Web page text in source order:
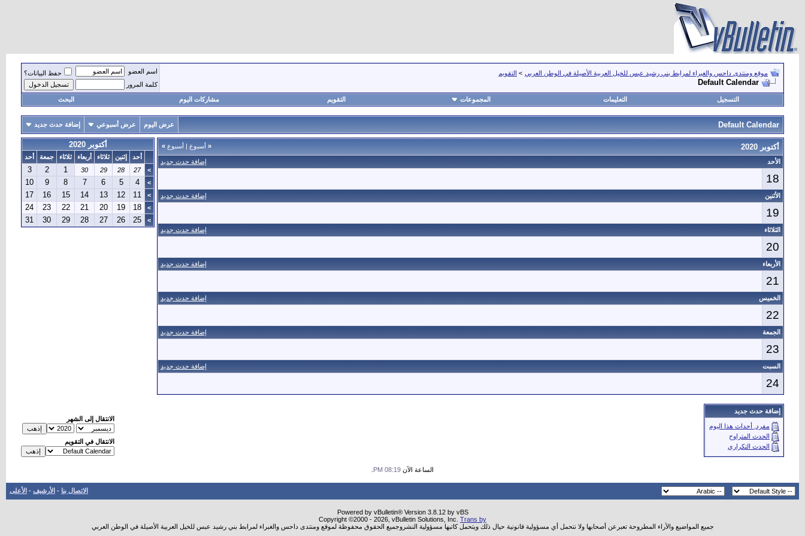
موقع ومنتدى داحس والغبراء لمرابط بني رشيد عبس للخيل العربية الأصيلة في الوطن العربي > التقويم
Default Calendar
اسم العضو
حفظ البيانات؟
كلمة المرور
التسجيل التعليمات المجموعات التقويم مشاركات اليوم البحث
Default Calendar عرض اليوم عرض أسبوعي إضافة حدث جديد
« أسبوع | أسبوع » أكتوبر 2020
إضافة حدث جديد الأحد
18
إضافة حدث جديد الأثنين
19
إضافة حدث جديد الثلاثاء
20
إضافة حدث جديد الأربعاء
21
إضافة حدث جديد الخميس
22
إضافة حدث جديد الجمعة
23
إضافة حدث جديد السبت
24
أكتوبر 2020
أحد إثنين ثلاثاء أربعاء ثلاثاء جمعة
أحد
>
27
28
29
30
1
2
3
>
4
5
6
7
8
9
10
>
11
12
13
14
15
16
17
>
18
19
20
21
22
23
24
>
25
26
27
28
29
30
31
إضافة حدث جديد
مفرد, أحداث هذا اليوم
الحدث المتراوح
الحدث التكراري
الانتقال إلى الشهر
الانتقال في التقويم
الساعة الآن 08:19 PM
الاتصال بنا - الأرشيف - الأعلى
Powered by vBulletin® Version 3.8.12 by vBS
Copyright ©2000 - 2026, vBulletin Solutions, Inc. Trans by
جميع المواضيع والأراء المطروحة تعبرعن أصحابها ولا نتحمل أي مسؤولية قانونية حيال ذلك ويتحمل كاتبها مسؤولية النشروجميع الحقوق محفوظة لموقع ومنتدى داحس والغبراء لمرابط بني رشيد عبس للخيل العربية الأصيلة في الوطن العربي